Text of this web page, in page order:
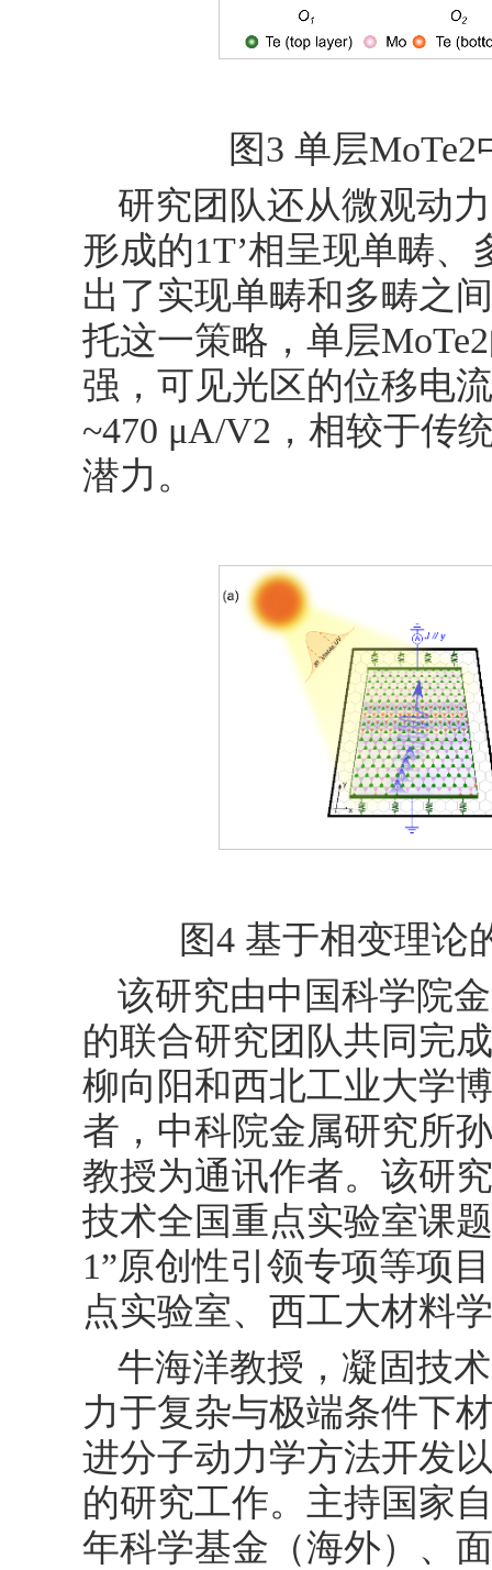
图3 单层
研究团队还从微观动
形成的1T’相呈现单畴
出了实现单畴和多畴之
托这一策略，单层
强，可见光区的位移电
~470 μA/V2，相较于传
潜力。
图4 基于相变理论
该研究由中国科学院
的联合研究团队共同完
柳向阳和西北工业大学
者，中科院金属研究所
教授为通讯作者。该研
技术全国重点实验室课
1”原创性引领专项等项
点实验室、西工大材料
牛海洋教授，凝固技
力于复杂与极端条件下
进分子动力学方法开发
的研究工作。主持国家
年科学基金（海外）、